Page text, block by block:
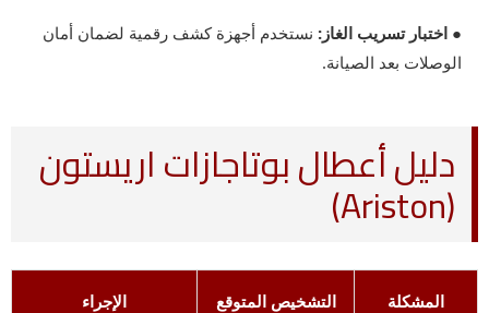
● اختبار تسريب الغاز: نستخدم أجهزة كشف رقمية لضمان أمان
الوصلات بعد الصيانة.
دليل أعطال بوتاجازات اريستون
(Ariston)
المشكلة التشخيص المتوقع الإجراء